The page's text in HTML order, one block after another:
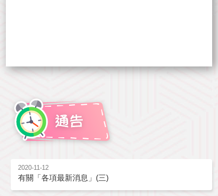
2020-11-12
有關「各項最新消息」(三)